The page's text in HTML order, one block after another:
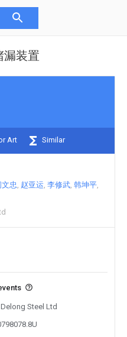
漏装置
Art Similar
文忠 赵亚运 李修武 韩坤平
Steel Ltd